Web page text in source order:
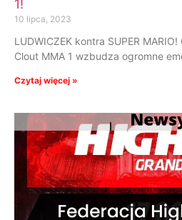
1!
10 lipca, 2023
LUDWICZEK kontra SUPER
Clout MMA 1 wzbudza ogromne
Czytaj więcej »